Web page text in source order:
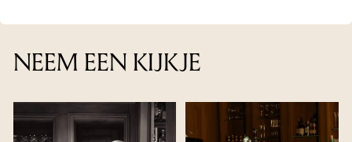
NEEM EEN KIJKJE